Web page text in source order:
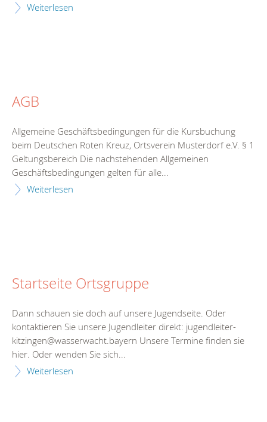
Weiterlesen
AGB
Allgemeine Geschäftsbedingungen für die Kursbuchung
beim Deutschen Roten Kreuz, Ortsverein Musterdorf e.V. § 1
Geltungsbereich Die nachstehenden Allgemeinen
Geschäftsbedingungen gelten für alle...
Weiterlesen
Startseite Ortsgruppe
Dann schauen sie doch auf unsere Jugendseite. Oder
kontaktieren Sie unsere Jugendleiter direkt: jugendleiter-
kitzingen@wasserwacht.bayern Unsere Termine finden sie
hier. Oder wenden Sie sich...
Weiterlesen